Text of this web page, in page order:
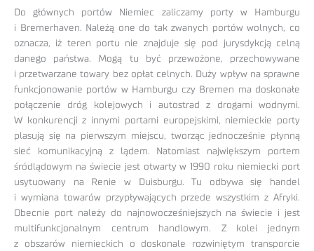
Do głównych portów Niemiec zaliczamy porty w Hamburgu
i Bremerhaven. Należą one do tak zwanych portów wolnych, co
oznacza, iż teren portu nie znajduje się pod jurysdykcją celną
danego państwa. Mogą tu być przewożone, przechowywane
i przetwarzane towary bez opłat celnych. Duży wpływ na sprawne
funkcjonowanie portów w Hamburgu czy Bremen ma doskonałe
połączenie dróg kolejowych i autostrad z drogami wodnymi.
W konkurencji z innymi portami europejskimi, niemieckie porty
plasują się na pierwszym miejscu, tworząc jednocześnie płynną
sieć komunikacyjną z lądem. Natomiast największym portem
śródlądowym na świecie jest otwarty w 1990 roku niemiecki port
usytuowany na Renie w Duisburgu. Tu odbywa się handel
i wymiana towarów przypływających przede wszystkim z Afryki.
Obecnie port należy do najnowocześniejszych na świecie i jest
multifunkcjonalnym centrum handlowym. Z kolei jednym
z obszarów niemieckich o doskonale rozwiniętym transporcie